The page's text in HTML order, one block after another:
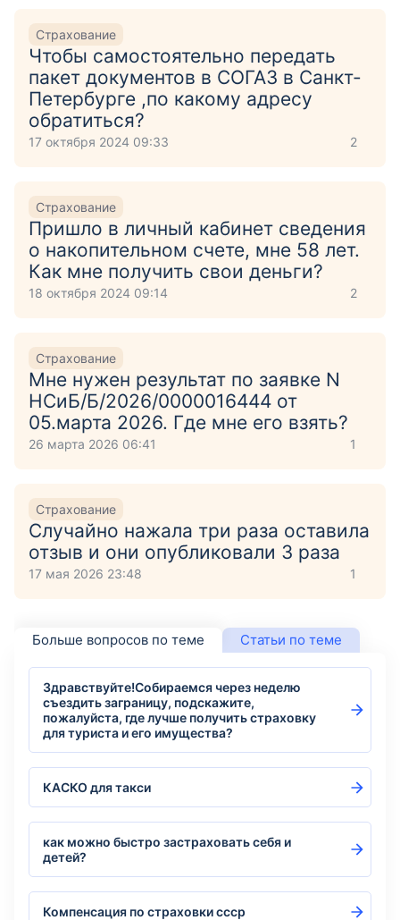
Страхование
Чтобы самостоятельно передать
пакет документов в СОГАЗ в Санкт-
Петербурге ,по какому адресу
обратиться?
17 октября 2024 09:33 2
Страхование
Пришло в личный кабинет сведения
о накопительном счете, мне 58 лет.
Как мне получить свои деньги?
18 октября 2024 09:14 2
Страхование
Мне нужен результат по заявке N
НСиБ/Б/2026/0000016444 от
05.марта 2026. Где мне его взять?
26 марта 2026 06:41 1
Страхование
Случайно нажала три раза оставила
отзыв и они опубликовали 3 раза
17 мая 2026 23:48 1
Больше вопросов по теме Статьи по теме
Здравствуйте!Собираемся через неделю
съездить заграницу, подскажите,
пожалуйста, где лучше получить страховку
для туриста и его имущества?
КАСКО для такси
как можно быстро застраховать себя и
детей?
Компенсация по страховки ссср